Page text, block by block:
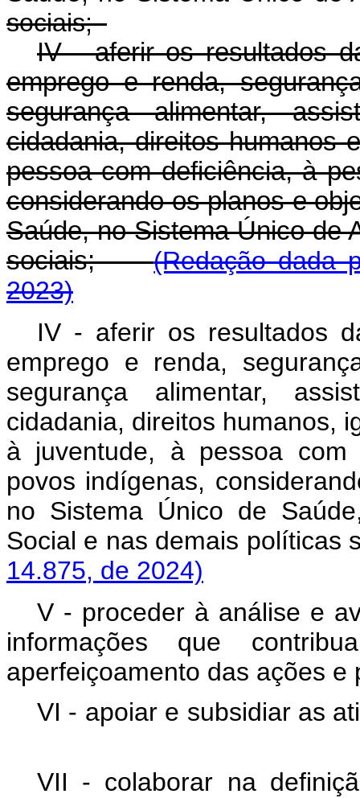
sociais;
IV - aferir os resultados
emprego e renda,
segurança alimentar,
cidadania, direitos humanos
pessoa com deficiência, à
considerando os planos e
Saúde, no Sistema Único de
sociais;(Redação dada
2023)
IV - aferir os resultados
emprego e renda,
segurança alimentar,
cidadania, direitos humanos,
à juventude, à pessoa
povos indígenas,
no Sistema Único de
Social e nas demais
14.875, de 2024)
V - proceder à análise e
informações que
aperfeiçoamento das ações
VI - apoiar e subsidiar as
VII - colaborar na